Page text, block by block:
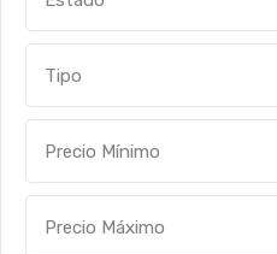
Tipo
Precio Mínimo
Precio Máximo